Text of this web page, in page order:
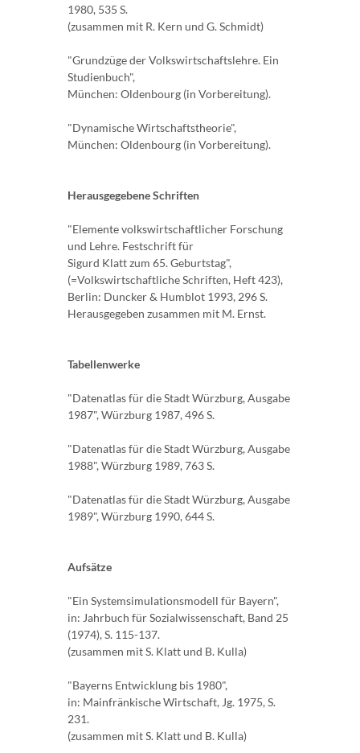
1980, 535 S.
(zusammen mit R. Kern und G. Schmidt)
"Grundzüge der Volkswirtschaftslehre. Ein
Studienbuch",
München: Oldenbourg (in Vorbereitung).
"Dynamische Wirtschaftstheorie",
München: Oldenbourg (in Vorbereitung).
Herausgegebene Schriften
"Elemente volkswirtschaftlicher Forschung
und Lehre. Festschrift für
Sigurd Klatt zum 65. Geburtstag",
(=Volkswirtschaftliche Schriften, Heft 423),
Berlin: Duncker & Humblot 1993, 296 S.
Herausgegeben zusammen mit M. Ernst.
Tabellenwerke
"Datenatlas für die Stadt Würzburg, Ausgabe
1987", Würzburg 1987, 496 S.
"Datenatlas für die Stadt Würzburg, Ausgabe
1988", Würzburg 1989, 763 S.
"Datenatlas für die Stadt Würzburg, Ausgabe
1989", Würzburg 1990, 644 S.
Aufsätze
"Ein Systemsimulationsmodell für Bayern",
in: Jahrbuch für Sozialwissenschaft, Band 25
(1974), S. 115-137.
(zusammen mit S. Klatt und B. Kulla)
"Bayerns Entwicklung bis 1980",
in: Mainfränkische Wirtschaft, Jg. 1975, S.
231.
(zusammen mit S. Klatt und B. Kulla)